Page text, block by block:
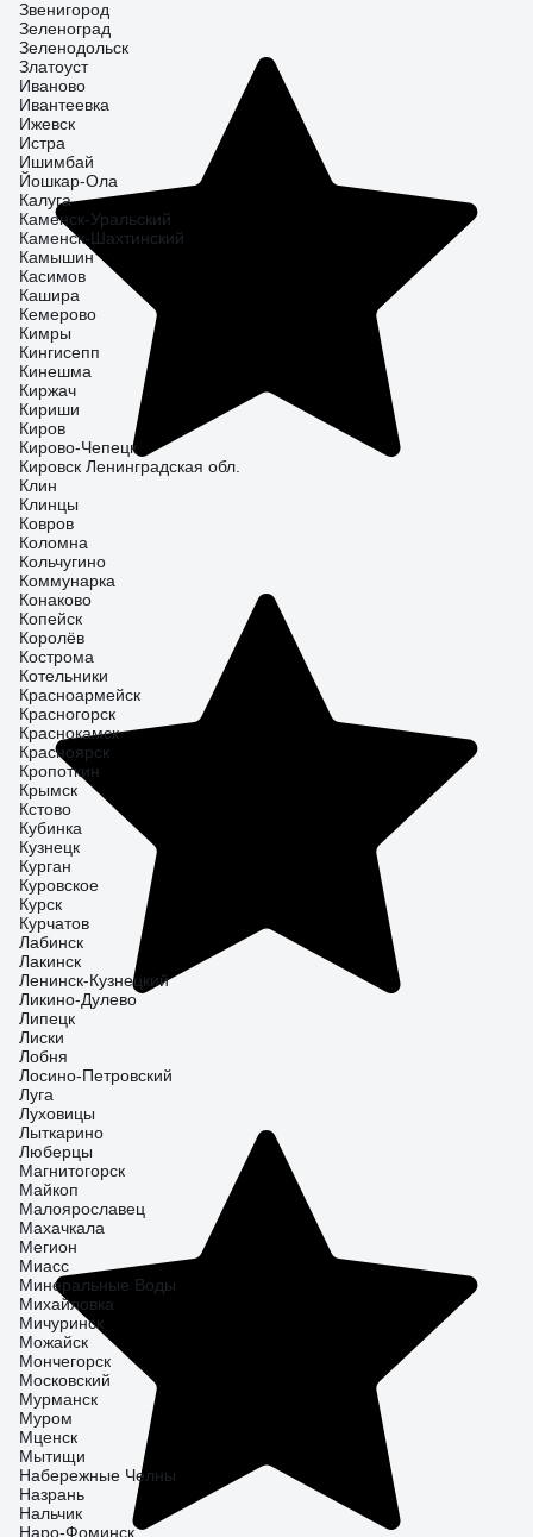
Звенигород
Зеленоград
Зеленодольск
Златоуст
Иваново
Ивантеевка
Ижевск
Истра
Ишимбай
Йошкар-Ола
Калуга
Каменск-Уральский
Каменск-Шахтинский
Камышин
Касимов
Кашира
Кемерово
Кимры
Кингисепп
Кинешма
Киржач
Кириши
Киров
Кирово-Чепецк
Кировск Ленинградская обл.
Клин
Клинцы
Ковров
Коломна
Кольчугино
Коммунарка
Конаково
Копейск
Королёв
Кострома
Котельники
Красноармейск
Красногорск
Краснокамск
Красноярск
Кропоткин
Крымск
Кстово
Кубинка
Кузнецк
Курган
Куровское
Курск
Курчатов
Лабинск
Лакинск
Ленинск-Кузнецкий
Ликино-Дулево
Липецк
Лиски
Лобня
Лосино-Петровский
Луга
Луховицы
Лыткарино
Люберцы
Магнитогорск
Майкоп
Малоярославец
Махачкала
Мегион
Миасс
Минеральные Воды
Михайловка
Мичуринск
Можайск
Мончегорск
Московский
Мурманск
Муром
Мценск
Мытищи
Набережные Челны
Назрань
Нальчик
Наро-Фоминск